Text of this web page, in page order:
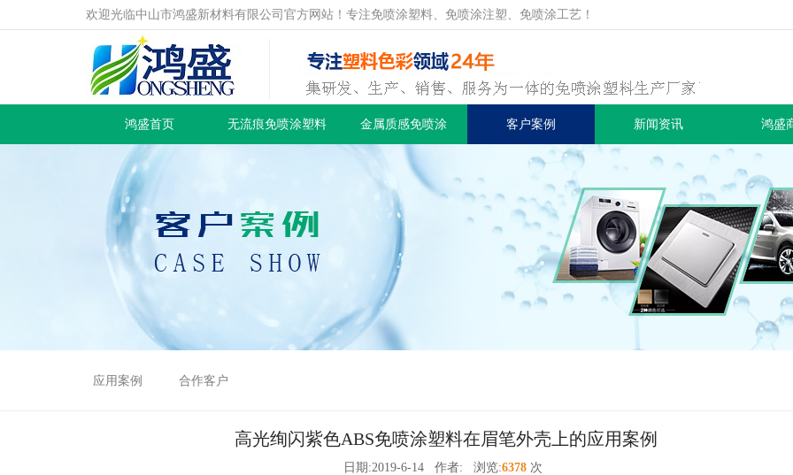
欢迎光临中山市鸿盛新材料有限公司官方网站！专注免喷涂塑料、免喷涂注塑、免喷涂工艺！
鸿盛首页 无流痕免喷涂塑料 金属质感免喷涂 客户案例 新闻资讯 鸿盛
应用案例 合作客户
高光绚闪紫色ABS免喷涂塑料在眉笔外壳上的应用案例
日期:2019-6-14 作者: 浏览:6378次